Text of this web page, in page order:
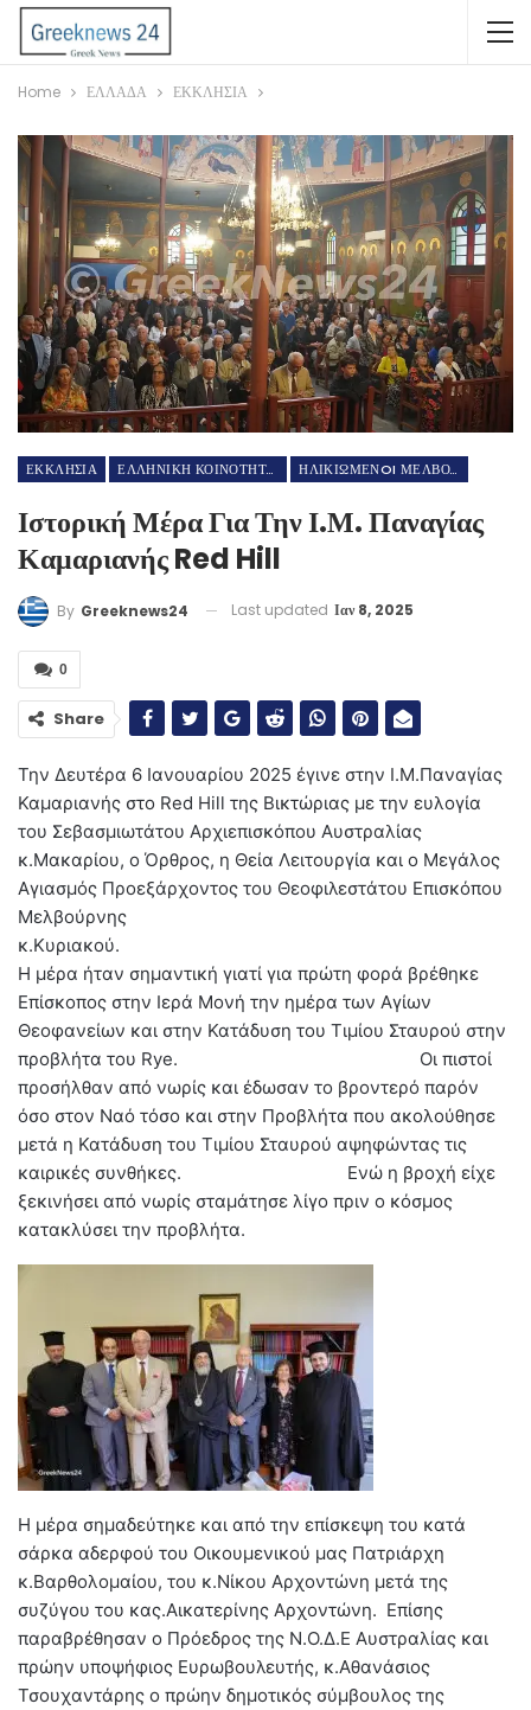
Home ΕΛΛΑΔΑ ΕΚΚΛΗΣΙΑ
ΕΚΚΛΗΣΙΑ ΕΛΛΗΝΙΚΗ ΚΟΙΝΟΤΗΤΑ ΜΕΛΒΟΥΡΝΗΣ ΗΛΙΚΙΩΜΕΝOI ΜΕΛΒΟΥΡΝΗΣ
Ιστορική Μέρα Για Την Ι.Μ. Παναγίας
Καμαριανής Red Hill
By Greeknews24 Last updated Ιαν 8, 2025
0
Share
Την Δευτέρα 6 Ιανουαρίου 2025 έγινε στην Ι.Μ.Παναγίας
Καμαριανής στο Red Hill της Βικτώριας με την ευλογία
του Σεβασμιωτάτου Αρχιεπισκόπου Αυστραλίας
κ.Μακαρίου, ο Όρθρος, η Θεία Λειτουργία και ο Μεγάλος
Αγιασμός Προεξάρχοντος του Θεοφιλεστάτου Επισκόπου
Μελβούρνης
Η μέρα ήταν σημαντική γιατί για πρώτη φορά βρέθηκε
Επίσκοπος στην Ιερά Μονή την ημέρα των Αγίων
Θεοφανείων και στην Κατάδυση του Τιμίου Σταυρού στην
προβλήτα του Rye. Οι πιστοί
προσήλθαν από νωρίς και έδωσαν το βροντερό παρόν
όσο στον Ναό τόσο και στην Προβλήτα που ακολούθησε
μετά η Κατάδυση του Τιμίου Σταυρού αψηφώντας τις
καιρικές συνθήκες. Ενώ η βροχή είχε
ξεκινήσει από νωρίς σταμάτησε λίγο πριν ο κόσμος
κατακλύσει την προβλήτα.
Η μέρα σημαδεύτηκε και από την επίσκεψη του κατά
σάρκα αδερφού του Οικουμενικού μας Πατριάρχη
κ.Βαρθολομαίου, του κ.Νίκου Αρχοντώνη μετά της
συζύγου του κας.Αικατερίνης Αρχοντώνη. Επίσης
παραβρέθησαν ο Πρόεδρος της Ν.Ο.Δ.Ε Αυστραλίας και
πρώην υποψήφιος Ευρωβουλευτής, κ.Αθανάσιος
Τσουχαντάρης ο πρώην δημοτικός σύμβουλος της